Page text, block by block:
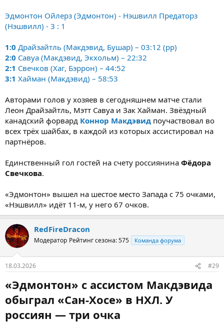
Эдмонтон Ойлерз (Эдмонтон) - Нэшвилл Предаторз
(Нэшвилл) - 3 : 1
1:0 Драйзайтль (Макдэвид, Бушар) – 03:12 (pp)
2:0 Савуа (Макдэвид, Экхольм) – 22:32
2:1 Свечков (Хаг, Бэррон) – 44:52
3:1 Хайман (Макдэвид) – 58:53
Авторами голов у хозяев в сегодняшнем матче стали
Леон Драйзайтль, Мэтт Савуа и Зак Хайман. Звёздный
канадский форвард Коннор Макдэвид поучаствовал во
всех трёх шайбах, в каждой из которых ассистировал на
партнёров.
Единственный гол гостей на счету россиянина Фёдора
Свечкова.
«Эдмонтон» вышел на шестое место Запада с 75 очками,
«Нэшвилл» идёт 11-м, у него 67 очков.
RedFireDracon
Модератор Рейтинг сезона: 575 Команда форума
18.03.2026 #29
«Эдмонтон» с ассистом Макдэвида
обыграл «Сан-Хосе» в НХЛ. У
россиян — три очка